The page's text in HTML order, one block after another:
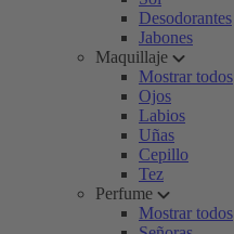
Desodorantes
Jabones
Maquillaje
Mostrar todos
Ojos
Labios
Uñas
Cepillo
Tez
Perfume
Mostrar todos